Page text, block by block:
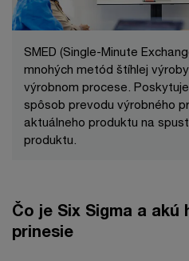
SMED (Single-Minute
mnohých metód štíhlej
výrobnom procese.
spôsob prevodu výrobného
aktuálneho produktu na
produktu.
Čo je Six Sigma a akú
prinesie